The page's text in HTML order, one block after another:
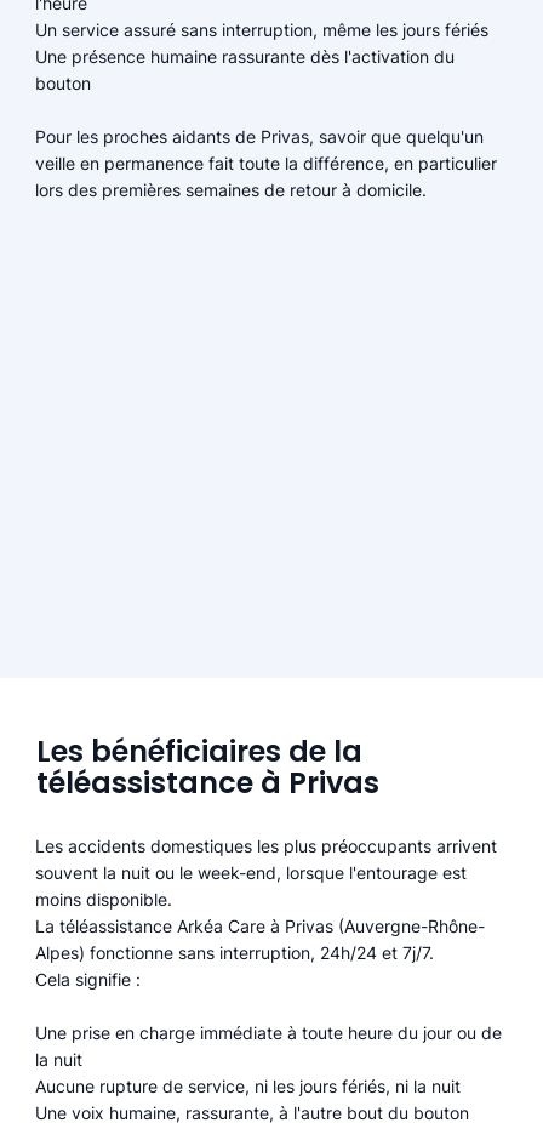
Un service assuré sans interruption, même les jours fériés
Une présence humaine rassurante dès l'activation du
bouton
Pour les proches aidants de Privas, savoir que quelqu'un
veille en permanence fait toute la différence, en particulier
lors des premières semaines de retour à domicile.
Les bénéficiaires de la
téléassistance à Privas
Les accidents domestiques les plus préoccupants arrivent
souvent la nuit ou le week-end, lorsque l'entourage est
moins disponible.
La téléassistance Arkéa Care à Privas (Auvergne-Rhône-
Alpes) fonctionne sans interruption, 24h/24 et 7j/7.
Cela signifie :
Une prise en charge immédiate à toute heure du jour ou de
la nuit
Aucune rupture de service, ni les jours fériés, ni la nuit
Une voix humaine, rassurante, à l'autre bout du bouton